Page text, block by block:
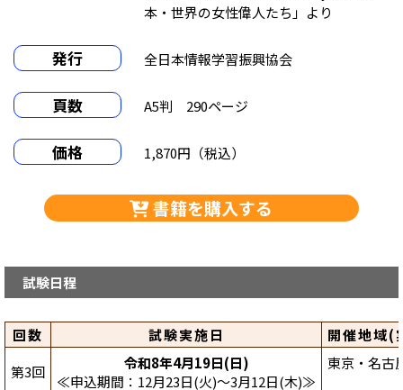
本・世界の女性偉人たち」より
発行 全日本情報学習振興協会
頁数 A5判 290ページ
価格 1,870円（税込）
書籍を購入する
試験日程
回数 試験実施日 開催地域(
第3回
令和8年4月19日(日)
≪申込期間：12月23日(火)～3月12日(木)≫
東京・名古